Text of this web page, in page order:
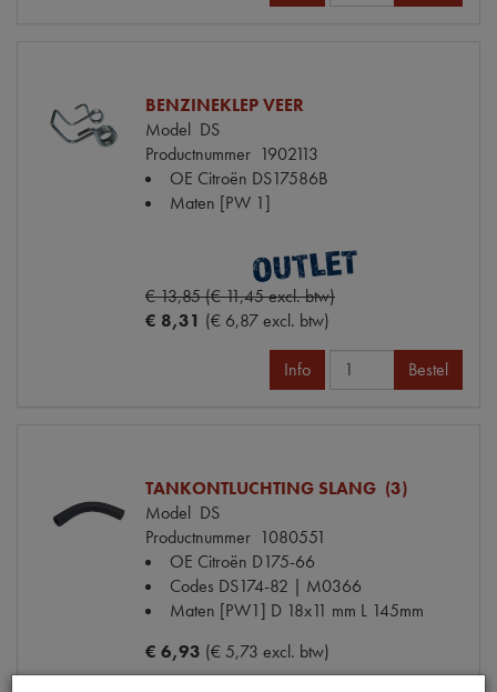
BENZINEKLEP VEER
Model DS
Productnummer 1902113
OE Citroën DS17586B
Maten [PW 1]
€ 13,85 (€ 11,45 excl. btw)
€ 8,31 (€ 6,87 excl. btw)
Info Bestel
TANKONTLUCHTING SLANG (3)
Model DS
Productnummer 1080551
OE Citroën D175-66
Codes DS174-82 | M0366
Maten [PW1] D 18x11 mm L 145mm
€ 6,93 (€ 5,73 excl. btw)